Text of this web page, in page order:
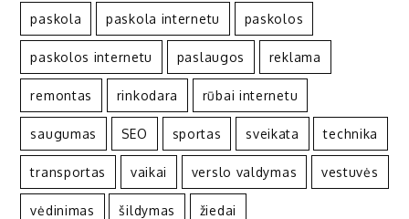
paskola paskola internetu paskolos
paskolos internetu paslaugos reklama
remontas rinkodara rūbai internetu
saugumas SEO sportas sveikata technika
transportas vaikai verslo valdymas vestuvės
vėdinimas šildymas žiedai